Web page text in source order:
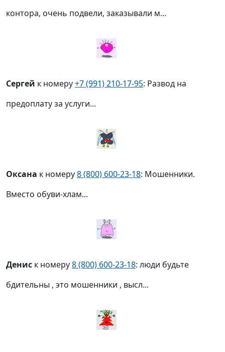
контора, очень подвели, заказывали м...
Сергей к номеру+7 (991) 210-17-95: Развод на
предоплату за услуги...
Оксана к номеру8 (800) 600-23-18: Мошенники.
Вместо обуви-хлам...
Денис к номеру8 (800) 600-23-18: люди будьте
бдительны , это мошенники , высл...